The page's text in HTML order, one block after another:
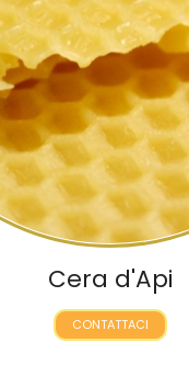
Cera d'Api
CONTATTACI